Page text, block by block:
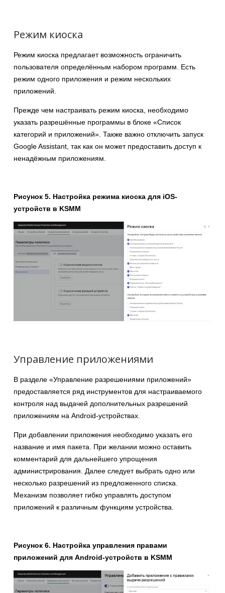
Режим киоска
Режим киоска предлагает возможность ограничить
пользователя определённым набором программ. Есть
режим одного приложения и режим нескольких
приложений.
Прежде чем настраивать режим киоска, необходимо
указать разрешённые программы в блоке «Список
категорий и приложений». Также важно отключить запуск
Google Assistant, так как он может предоставить доступ к
ненадёжным приложениям.
Рисунок 5. Настройка режима киоска для iOS-
устройств в KSMM
Управление приложениями
В разделе «Управление разрешениями приложений»
предоставляется ряд инструментов для настраиваемого
контроля над выдачей дополнительных разрешений
приложениям на Android-устройствах.
При добавлении приложения необходимо указать его
название и имя пакета. При желании можно оставить
комментарий для дальнейшего упрощения
администрирования. Далее следует выбрать одно или
несколько разрешений из предложенного списка.
Механизм позволяет гибко управлять доступом
приложений к различным функциям устройства.
Рисунок 6. Настройка управления правами
приложений для Android-устройств в KSMM